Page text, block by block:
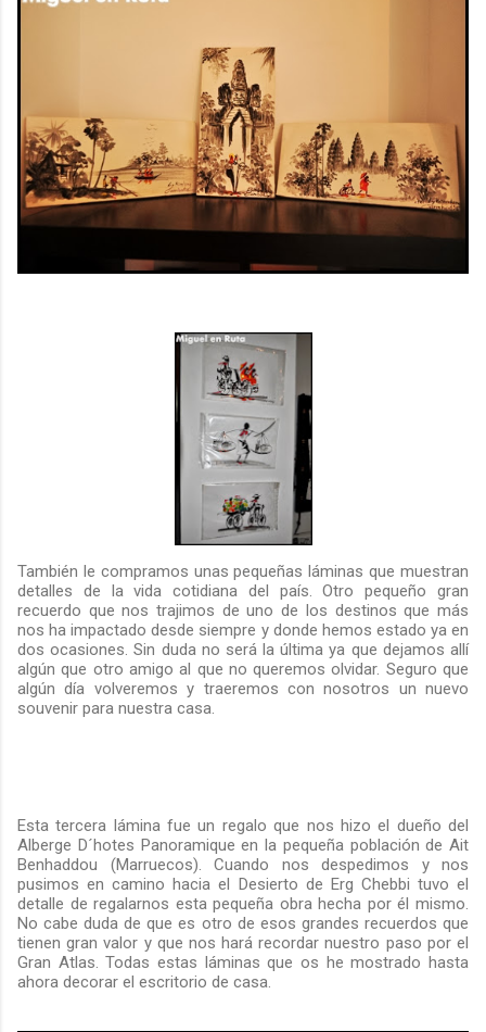
También le compramos unas pequeñas láminas que muestran
detalles de la vida cotidiana del país. Otro pequeño gran
recuerdo que nos trajimos de uno de los destinos que más
nos ha impactado desde siempre y donde hemos estado ya en
dos ocasiones. Sin duda no será la última ya que dejamos allí
algún que otro amigo al que no queremos olvidar. Seguro que
algún día volveremos y traeremos con nosotros un nuevo
souvenir para nuestra casa.
Esta tercera lámina fue un regalo que nos hizo el dueño del
Alberge D´hotes Panoramique en la pequeña población de Ait
Benhaddou (Marruecos). Cuando nos despedimos y nos
pusimos en camino hacia el Desierto de Erg Chebbi tuvo el
detalle de regalarnos esta pequeña obra hecha por él mismo.
No cabe duda de que es otro de esos grandes recuerdos que
tienen gran valor y que nos hará recordar nuestro paso por el
Gran Atlas. Todas estas láminas que os he mostrado hasta
ahora decorar el escritorio de casa.